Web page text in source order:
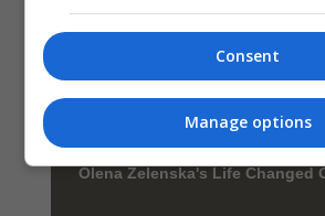
Consent
Manage options